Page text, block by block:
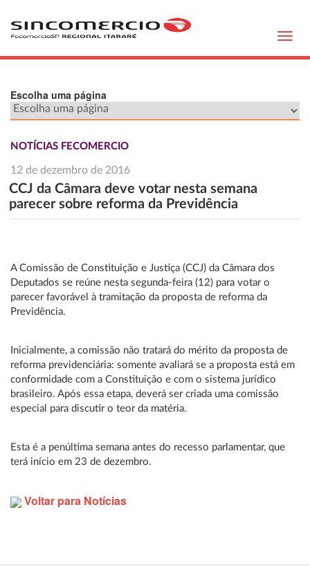
Escolha uma página
NOTÍCIAS FECOMERCIO
12 de dezembro de 2016
CCJ da Câmara deve votar nesta semana
parecer sobre reforma da Previdência
A Comissão de Constituição e Justiça (CCJ) da Câmara dos
Deputados se reúne nesta segunda-feira (12) para votar o
parecer favorável à tramitação da proposta de reforma da
Previdência.
Inicialmente, a comissão não tratará do mérito da proposta de
reforma previdenciária: somente avaliará se a proposta está em
conformidade com a Constituição e com o sistema jurídico
brasileiro. Após essa etapa, deverá ser criada uma comissão
especial para discutir o teor da matéria.
Esta é a penúltima semana antes do recesso parlamentar, que
terá início em 23 de dezembro.
Voltar para Notícias